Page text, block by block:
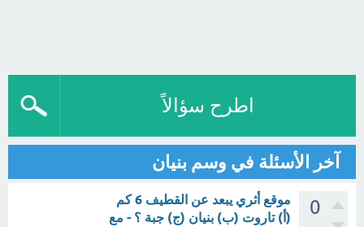
اطرح سؤالاً
آخر الأسئلة في وسم بنيان
0
موقع أثري يبعد عن القطيف 6 كم
(أ) تاروت (ب) بنيان (ج) جبة ؟ - مع